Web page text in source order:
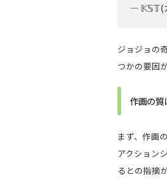
— 𝕂𝕊𝕋(
ジョジョの
つかの要因
作画の
まず、作画
アクション
るとの指摘